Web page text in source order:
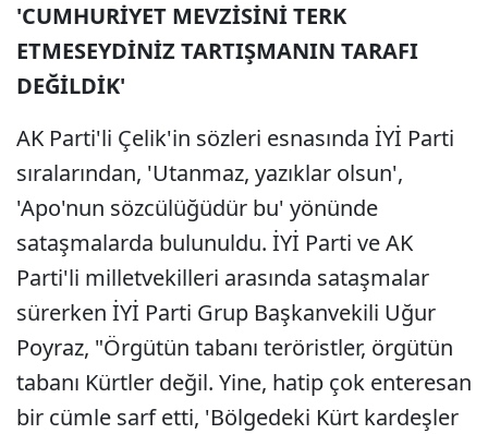
'CUMHURİYET MEVZİSİNİ TERK
ETMESEYDİNİZ TARTIŞMANIN TARAFI
DEĞİLDİK'
AK Parti'li Çelik'in sözleri esnasında İYİ Parti
sıralarından, 'Utanmaz, yazıklar olsun',
'Apo'nun sözcülüğüdür bu' yönünde
sataşmalarda bulunuldu. İYİ Parti ve AK
Parti'li milletvekilleri arasında sataşmalar
sürerken İYİ Parti Grup Başkanvekili Uğur
Poyraz, "Örgütün tabanı teröristler, örgütün
tabanı Kürtler değil. Yine, hatip çok enteresan
bir cümle sarf etti, 'Bölgedeki Kürt kardeşler